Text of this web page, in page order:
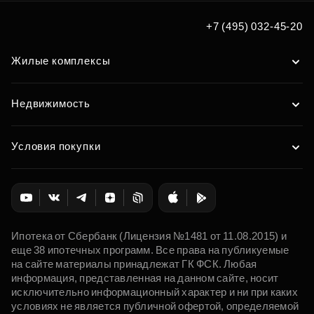
мечты по удобным вам
Подобрать
+7 (495) 032-45-20
Жилые комплексы
Недвижимость
Условия покупки
Ипотека от Сбербанк (Лицензия №1481 от 11.08.2015) и
еще 38 ипотечных программ. Все права на публикуемые
на сайте материалы принадлежат ГК ФСК. Любая
информация, представленная на данном сайте, носит
исключительно информационный характер и ни при каких
условиях не является публичной офертой, определяемой